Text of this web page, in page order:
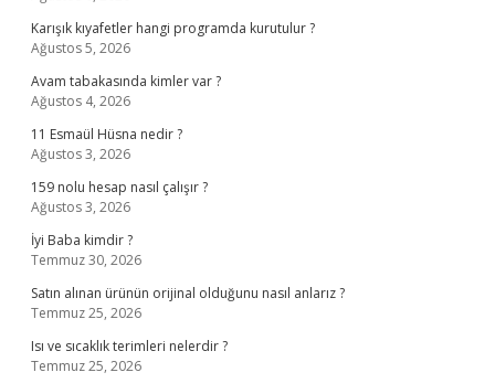
Karışık kıyafetler hangi programda kurutulur ?
Ağustos 5, 2026
Avam tabakasında kimler var ?
Ağustos 4, 2026
11 Esmaül Hüsna nedir ?
Ağustos 3, 2026
159 nolu hesap nasıl çalışır ?
Ağustos 3, 2026
İyi Baba kimdir ?
Temmuz 30, 2026
Satın alınan ürünün orijinal olduğunu nasıl anlarız ?
Temmuz 25, 2026
Isı ve sıcaklık terimleri nelerdir ?
Temmuz 25, 2026